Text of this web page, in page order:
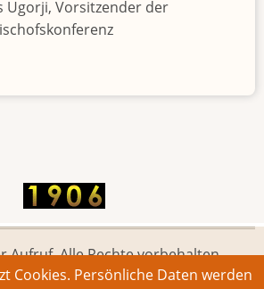
Ugorji, Vorsitzender der
Aufruf. Alle Rechte vorbehalten.
Cookies. Persönliche Daten werden